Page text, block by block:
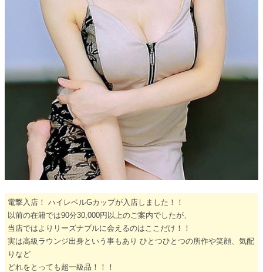
電撃入店！ ハイレベルGカップが入店しました！！
以前の在籍では90分30,000円以上のご案内でしたが、
当店ではよりリーズナブルに会えるのはここだけ！！
実は高級ラウンジ出身という事もあり ひとつひとつの所作や笑顔、気配
りなど
どれをとっても超一級品！！！